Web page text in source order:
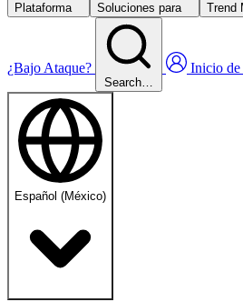
Plataforma Soluciones para Trend
¿Bajo Ataque?
Search…
Inicio de
Español (México)